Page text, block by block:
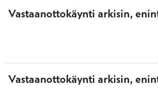
Vastaanottokäynti arkisin,
Vastaanottokäynti arkisin,